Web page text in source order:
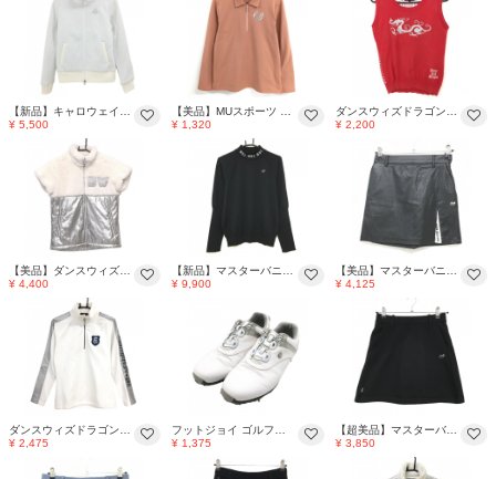
【新品】キャロウェイ 中綿ジャケット 白×シルバー ラメ ネックファー レディース M ゴルフウェア Callaway
¥ 5,500
【美品】MUスポーツ 長袖ポロシャツ ピンクベージュ系×シルバー ハーフジップ レディース サイズ表記無し ゴルフウェア M・U SPORTS
¥ 1,320
ダンスウィズドラゴン ニットベスト レッド×シルバー フロントロゴ 後ろチェック レディース 3(L) ゴルフウェア Dance With Dragon
¥ 2,200
【美品】ダンスウィズドラゴン 異素材半袖ジャケット 白×シルバー 裏地付き 一部ファー レディース 2(M) ゴルフウェア Dance With Dragon
¥ 4,400
【新品】マスターバニー ハイネックセーター 黒×シルバー ネックロゴ レディース 2(L) ゴルフウェア MASTER BUNNY EDITION
¥ 9,900
【美品】マスターバニー スカート 黒×シルバー 合成皮革 ウエスト一部ゴム 裏地付 レディース 0(S) ゴルフウェア MASTER BUNNY EDITION
¥ 4,125
ダンスウィズドラゴン 長袖ハイネックシャツ 白×シルバー 袖ライン・ロゴ レディース 3(L) ゴルフウェア Dance With Dragon
¥ 2,475
フットジョイ ゴルフシューズ 白×シルバー 97180J ソフトスパイク BOA ダイヤル式 レディース 24.0 ゴルフウェア FootJoy
¥ 1,375
【超美品】マスターバニー ニットスカート 黒×シルバー 後一部プリーツ レディース 0(S) ゴルフウェア MASTER BUNNY EDITION
¥ 3,850